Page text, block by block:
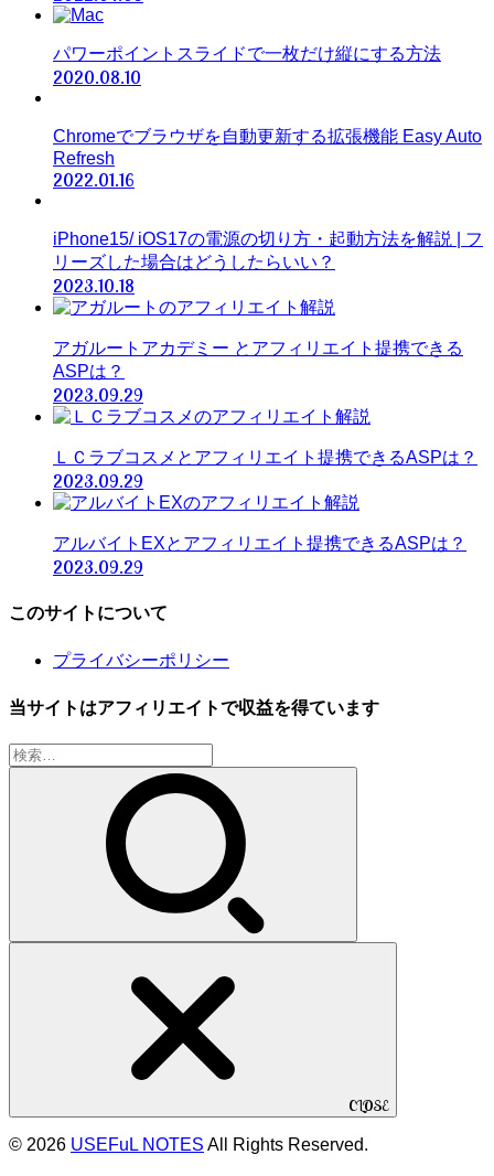
パワーポイントスライドで一枚だけ縦にする方法
2020.08.10
Chromeでブラウザを自動更新する拡張機能 Easy Auto
Refresh
2022.01.16
iPhone15/ iOS17の電源の切り方・起動方法を解説 | フ
リーズした場合はどうしたらいい？
2023.10.18
アガルートアカデミー とアフィリエイト提携できる
ASPは？
2023.09.29
ＬＣラブコスメとアフィリエイト提携できるASPは？
2023.09.29
アルバイトEXとアフィリエイト提携できるASPは？
2023.09.29
このサイトについて
プライバシーポリシー
当サイトはアフィリエイトで収益を得ています
検
索:
CLOSE
© 2026 USEFuL NOTES All Rights Reserved.